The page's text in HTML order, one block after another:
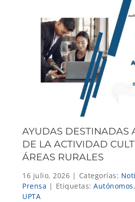
AYUDAS DESTINADAS
DE LA ACTIVIDAD
ÁREAS RURALES
16 julio, 2026 | Categorías:
Prensa | Etiquetas: Autónomos,
UPTA